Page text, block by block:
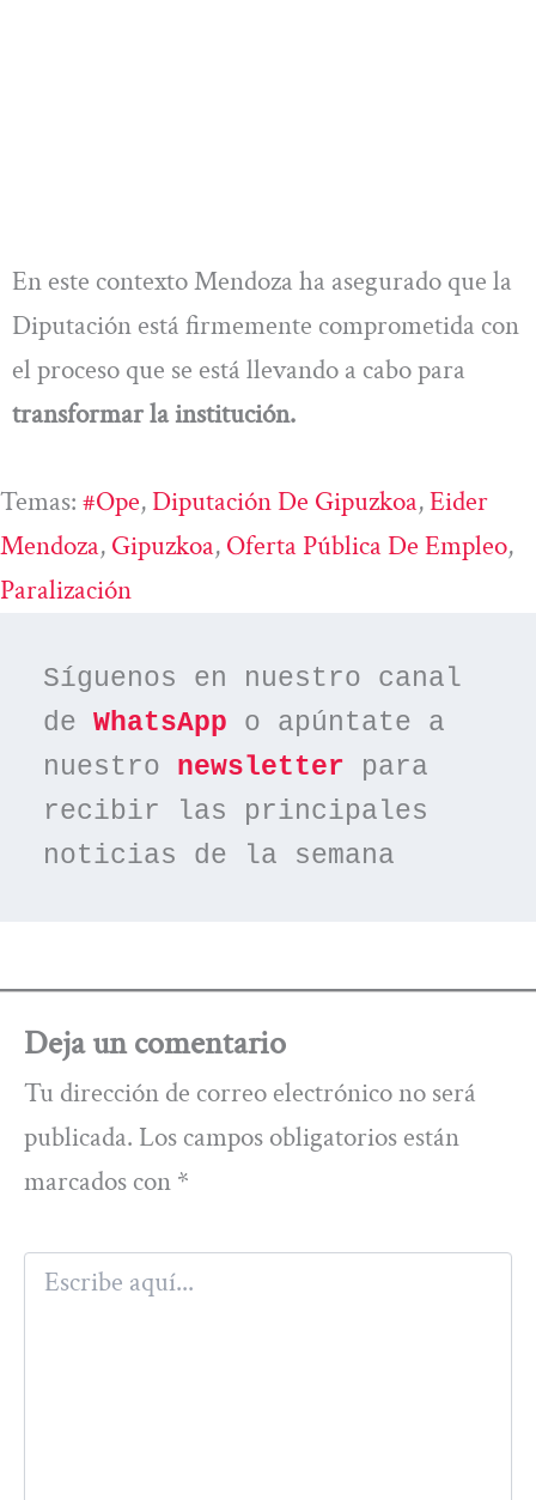
En este contexto Mendoza ha asegurado que la
Diputación está firmemente comprometida con
el proceso que se está llevando a cabo para
transformar la institución.
Temas: #ope, Diputación De Gipuzkoa, Eider
Mendoza, Gipuzkoa, Oferta Pública De Empleo
Paralización
Síguenos en nuestro canal
de WhatsApp o apúntate a
nuestro newsletter para
recibir las principales
noticias de la semana
Deja un comentario
Tu dirección de correo electrónico no será
publicada. Los campos obligatorios están
marcados con *
Escribe
aquí...